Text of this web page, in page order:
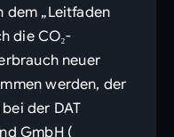
dem „Leitfaden
die CO₂-
neuer
werden, der
der DAT
GmbH (